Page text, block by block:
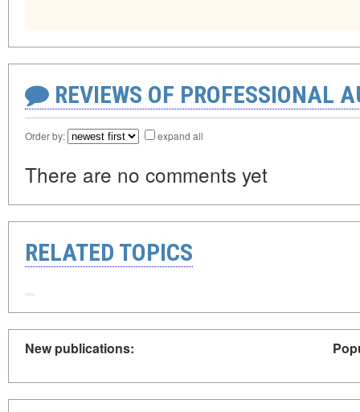
REVIEWS OF PROFESSIONAL
Order by: expand all
There are no comments yet
RELATED TOPICS
New publications: